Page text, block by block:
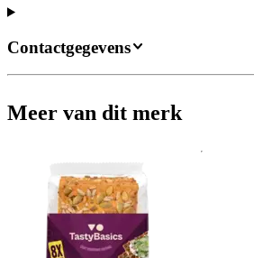
Contactgegevens
Meer van dit merk